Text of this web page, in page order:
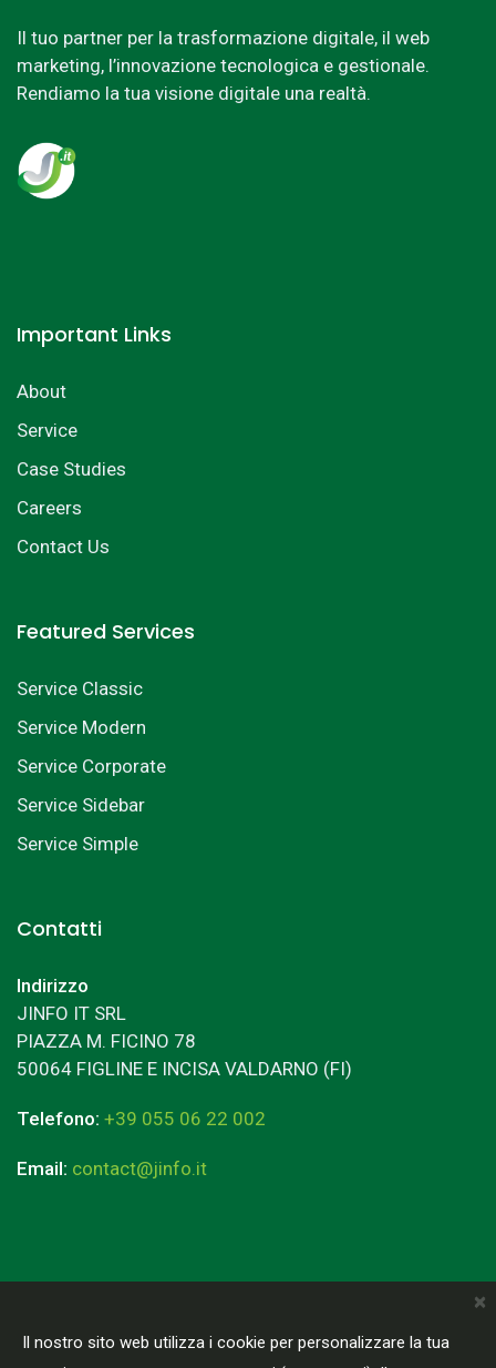
×
Il nostro sito web utilizza i cookie per personalizzare la tua
Il tuo partner per la trasformazione digitale, il web
marketing, l’innovazione tecnologica e gestionale.
Rendiamo la tua visione digitale una realtà.
Important Links
About
Service
Case Studies
Careers
Contact Us
Featured Services
Service Classic
Service Modern
Service Corporate
Service Sidebar
Service Simple
Contatti
Indirizzo
JINFO IT SRL
PIAZZA M. FICINO 78
50064 FIGLINE E INCISA VALDARNO (FI)
Telefono: +39 055 06 22 002
Email: contact@jinfo.it